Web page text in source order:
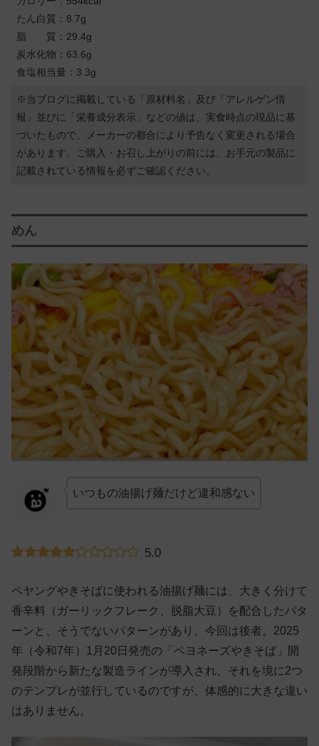
たん白質：8.7g
脂 質：29.4g
炭水化物：63.6g
食塩相当量：3.3g
※当ブログに掲載している「原材料名」及び「アレルゲン情
報」並びに「栄養成分表示」などの値は、実食時点の現品に基
づいたもので、メーカーの都合により予告なく変更される場合
があります。ご購入・お召し上がりの前には、お手元の製品に
記載されている情報を必ずご確認ください。
めん
いつもの油揚げ麺だけど違和感ない
5.0
ペヤングやきそばに使われる油揚げ麺には、大きく分けて
香辛料（ガーリックフレーク、脱脂大豆）を配合したパタ
ーンと、そうでないパターンがあり、今回は後者。2025
年（令和7年）1月20日発売の「ペヨネーズやきそば」開
発段階から新たな製造ラインが導入され、それを境に2つ
のテンプレが並行しているのですが、体感的に大きな違い
はありません。